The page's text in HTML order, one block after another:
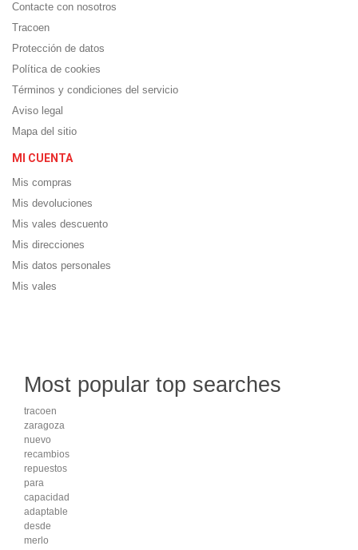
Contacte con nosotros
Tracoen
Protección de datos
Política de cookies
Términos y condiciones del servicio
Aviso legal
Mapa del sitio
MI CUENTA
Mis compras
Mis devoluciones
Mis vales descuento
Mis direcciones
Mis datos personales
Mis vales
Most popular top searches
tracoen
zaragoza
nuevo
recambios
repuestos
para
capacidad
adaptable
desde
merlo